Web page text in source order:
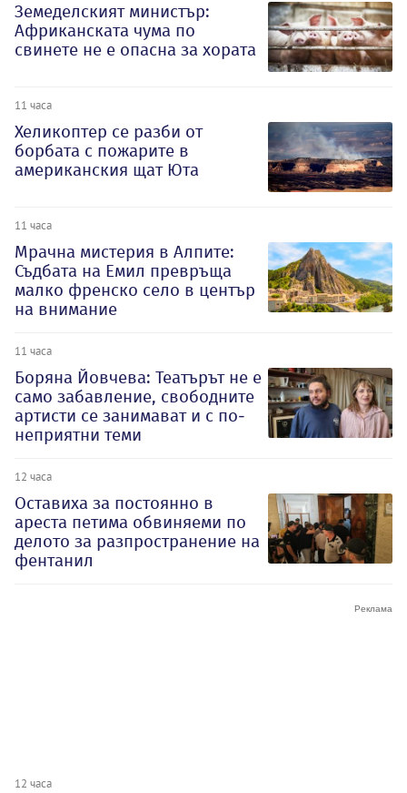
Земеделският министър:
Африканската чума по
свинете не е опасна за хората
11 часа
Хеликоптер се разби от
борбата с пожарите в
американския щат Юта
11 часа
Мрачна мистерия в Алпите:
Съдбата на Емил превръща
малко френско село в център
на внимание
11 часа
Боряна Йовчева: Театърът не е
само забавление, свободните
артисти се занимават и с по-
неприятни теми
12 часа
Оставиха за постоянно в
ареста петима обвиняеми по
делото за разпространение на
фентанил
12 часа